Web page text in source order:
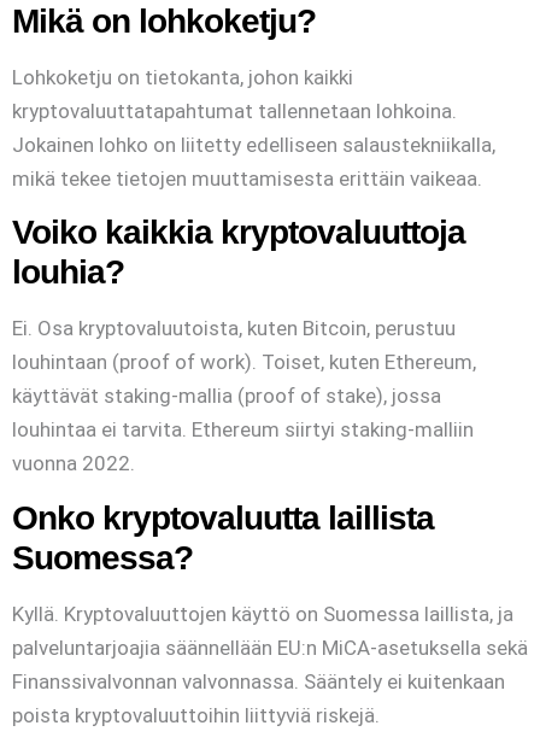
Mikä on lohkoketju?
Lohkoketju on tietokanta, johon kaikki
kryptovaluuttatapahtumat tallennetaan lohkoina.
Jokainen lohko on liitetty edelliseen salaustekniikalla,
mikä tekee tietojen muuttamisesta erittäin vaikeaa.
Voiko kaikkia kryptovaluuttoja
louhia?
Ei. Osa kryptovaluutoista, kuten Bitcoin, perustuu
louhintaan (proof of work). Toiset, kuten Ethereum,
käyttävät staking-mallia (proof of stake), jossa
louhintaa ei tarvita. Ethereum siirtyi staking-malliin
vuonna 2022.
Onko kryptovaluutta laillista
Suomessa?
Kyllä. Kryptovaluuttojen käyttö on Suomessa laillista, ja
palveluntarjoajia säännellään EU:n MiCA-asetuksella sekä
Finanssivalvonnan valvonnassa. Sääntely ei kuitenkaan
poista kryptovaluuttoihin liittyviä riskejä.